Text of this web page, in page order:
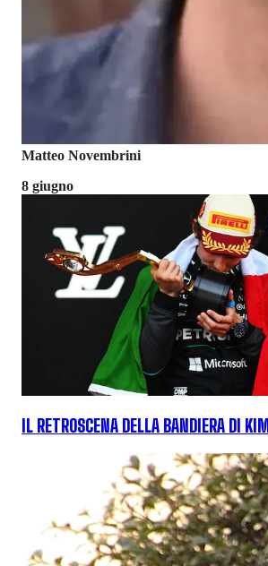
Matteo Novembrini
8 giugno
IL RETROSCENA DELLA BANDIERA DI KIMI